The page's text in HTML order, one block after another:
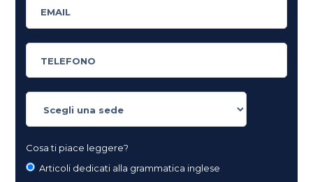
Cosa ti piace leggere?
Articoli dedicati alla grammatica inglese